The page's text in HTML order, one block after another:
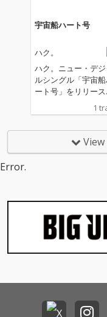
宇宙船ハート号
ハク。
ハク。ニュー・デ
ルシングル「宇宙
ート号」をリリース
癖のあるPOPさと
し出された楽曲を
させた。宇宙船ハー
ンス溢れるサウン
表現。あいの歌声
詞がPOPさとチャー
ンさを増大させる
1
Error.